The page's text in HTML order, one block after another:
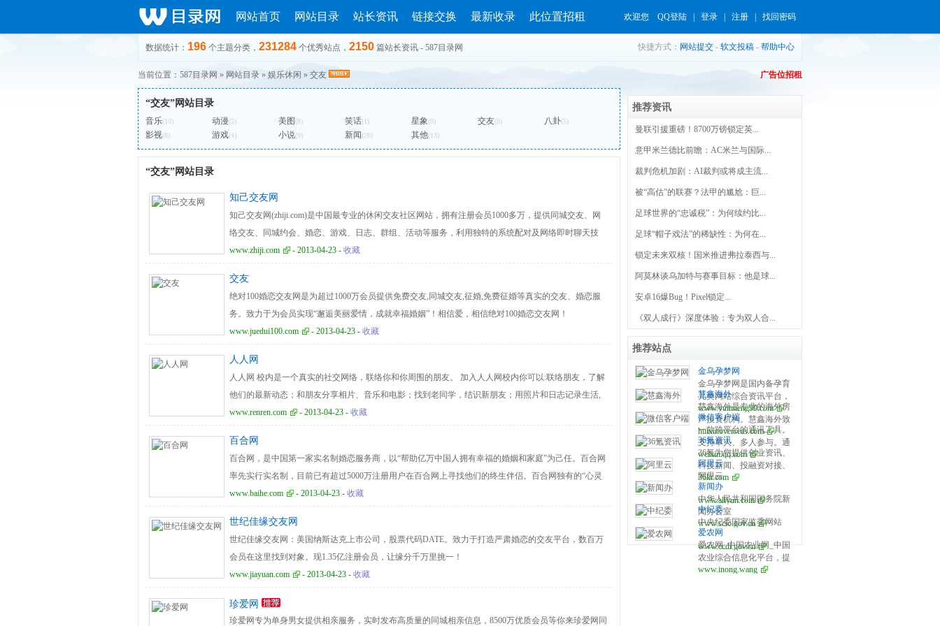
网站首页 网站目录 站长资讯 链接交换 最新收录 此位置招租 欢迎您 QQ登陆 登录 注册 找回密码
数据统计： 196 个主题分类， 231284 个优秀站点， 2150 篇站长资讯 - 587目录网 快捷方式： 网站提交 - 软文投稿 - 帮助中心
广告位招租
当前位置： 587目录网 » 网站目录 » 娱乐休闲 » 交友
“交友”网站目录
音乐(10) 动漫(5) 美图(8) 笑话(1) 星象(0) 交友(8) 八卦(5)
影视(8) 游戏(4) 小说(9) 新闻(26) 其他(13)
“交友”网站目录
知己交友网
知己交友网(zhiji.com)是中国最专业的休闲交友社区网站，拥有注册会员1000多万，提供同城交友、网
络交友、同城约会、婚恋、游戏、日志、群组、活动等服务，利用独特的系统配对及网络即时聊天技
术，让你轻松、快捷地找到知己好友
www.zhiji.com - 2013-04-23 - 收藏
交友
绝对100婚恋交友网是为超过1000万会员提供免费交友,同城交友,征婚,免费征婚等真实的交友、婚恋服
务。致力于为会员实现“邂逅美丽爱情，成就幸福婚姻”！相信爱，相信绝对100婚恋交友网！
www.juedui100.com
- 2013-04-23 - 收藏
人人网
人人网 校内是一个真实的社交网络，联络你和你周围的朋友。 加入人人网校内你可以:联络朋友，了解
他们的最新动态；和朋友分享相片、音乐和电影；找到老同学，结识新朋友；用照片和日志记录生活,
展示自我。
www.renren.com - 2013-04-23 - 收藏
百合网
百合网，是中国第一家实名制婚恋服务商，以“帮助亿万中国人拥有幸福的婚姻和家庭”为己任。百合网
率先实行实名制，目前已有超过5000万注册用户在百合网上寻找他们的终生伴侣。百合网独有的“心灵
匹配测评系统”，以专业心理测试为基础，遵循“恋爱类型匹配”、“个性特征相容”、“价值观念相
找到幸福指数更高的伴侣，成功地满足了千万都市白领对高效率、高质量、高诚信度婚恋服务的要求。
www.baihe.com - 2013-04-23 - 收藏
世纪佳缘交友网
世纪佳缘交友网：美国纳斯达克上市公司，股票代码DATE。致力于打造严肃婚恋的交友平台，数百万
会员在这里找到对象。现1.35亿注册会员，让缘分千万里挑一！
www.jiayuan.com
- 2013-04-23 - 收藏
珍爱网
珍爱网专为单身男女提供相亲服务，实时发布高质量的同城相亲信息，8500万优质会员等你来珍爱网同
推荐资讯
曼联引援重磅！8700万镑锁定英...
意甲米兰德比前瞻：AC米兰与国际...
裁判危机加剧：AI裁判或将成主流...
被“高估”的联赛？法甲的尴尬：巨...
足球世界的“忠诚税”：为何续约比...
足球“帽子戏法”的稀缺性：为何在...
锁定未来双核！国米推进弗拉泰西与...
阿莫林谈乌加特与赛事目标：他是球...
安卓16爆Bug！Pixel锁定...
《双人成行》深度体验：专为双人合...
推荐站点
金乌孕梦网
金乌孕梦网是国内备孕育
儿类网站综合资讯平台，
开设试管婴儿、备孕百
科、怀孕之道、产后修
复、育儿宝典、生活指南
等栏目，分享全面泰国、
美国、俄罗斯、乌克兰等
国家的第三代试管婴儿医
院、攻略、流程、费用及
成功率等详细解说，提供
全全方位试管婴儿资讯平
台。
www.yunmeng99.com
慧鑫海外
慧鑫海外是专业的海外房
产投资机构。慧鑫海外致
力于为全球华人提供海外
置业全球重点国家在售楼
盘信息，助您做出最英明
的海外投资决策，是您海
外房产投资和买房移民首
选的海外房产机构。专业
国际持牌律师法律把关，
国内国外同价销售！
huixinoverseas.com
微信客户端
一款跨平台的通讯工具。
支持单人、多人参与。通
过手机网络发送语音、图
片、视频和文字。
weixin.qq.com
36氪资讯
36氪为您提供创业资讯、
科技新闻、投融资对接、
股权投资、极速融资等创
业服务，致力成为创业者
可以依赖的创业服务平
台，为创业者提供最好的
产品和服务。
36kr.com
阿里云
阿里云
www.aliyun.com
新闻办
中华人民共和国国务院新
闻办公室
www.scio.gov.cn
中纪委
中央纪委国家监委网站
www.ccdi.gov.cn
爱农网
爱农网_中国农业网_中国
农业综合信息化平台，提
供免费农产品交易信息,农
www.inong.wang